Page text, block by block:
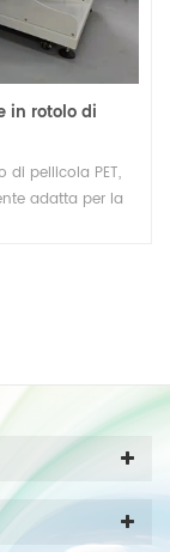
in rotolo di
pellicola PET,
adatta per la